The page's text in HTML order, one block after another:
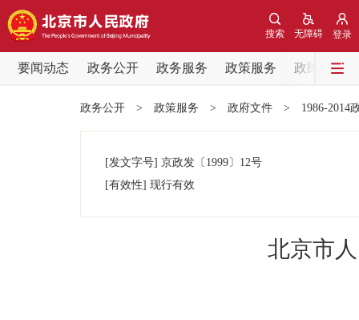
登录
无障碍
搜索
要闻动态 政务公开 政务服务 政策服务
政民互动
党中央精神
政务公开 > 政策服务 > 政府文件 > 1986-2014
[发文字号] 京政发 〔1999〕 12号
[有效性] 现行有效
北京市